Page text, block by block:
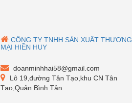
CÔNG TY TNHH SẢN XUẤT THƯƠNG
MẠI HIỀN HUY
doanminhhai58@gmail.com
Lô 19,đường Tân Tạo,khu CN Tân
Tạo,Quận Bình Tân